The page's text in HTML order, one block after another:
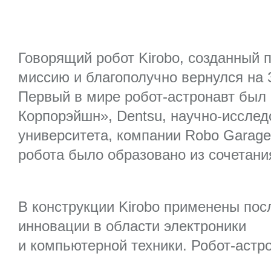
Говорящий робот Kirobo, созданный
миссию и благополучно вернулся
Первый в мире робот-астронавт
Корпорэйшн», Dentsu, научно-
университета, компании Robo
робота было образовано из
В конструкции Kirobo применены
инновации в области электроники
и компьютерной техники. Робот-